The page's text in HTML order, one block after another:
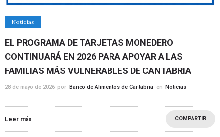
Noticias
EL PROGRAMA DE TARJETAS MONEDERO
CONTINUARÁ EN 2026 PARA APOYAR A LAS
FAMILIAS MÁS VULNERABLES DE CANTABRIA
28 de mayo de 2026 por Banco de Alimentos de Cantabria en Noticias
Leer más COMPARTIR